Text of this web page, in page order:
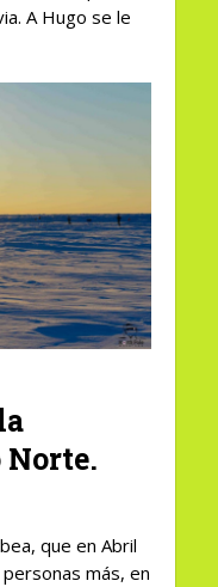
A Hugo se le
que en Abril
más, en